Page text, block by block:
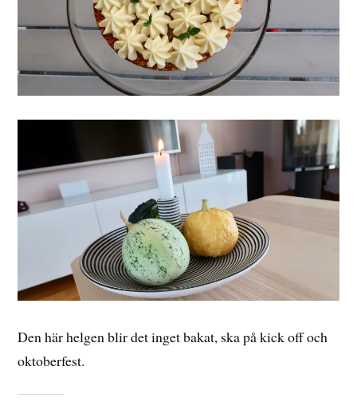
Den här helgen blir det inget bakat, ska på kick off och
oktoberfest.